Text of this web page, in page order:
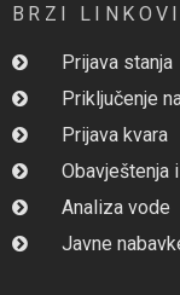
BRZI LINKOVI
Prijava stanja
Priključenje
Prijava kvara
Obavještenja
Analiza vode
Javne